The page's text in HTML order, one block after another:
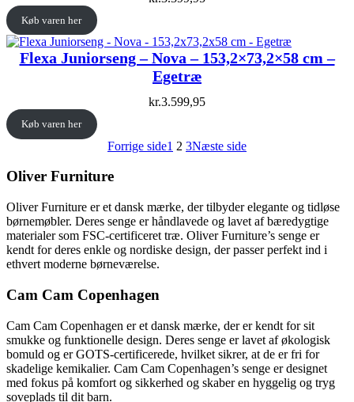
Køb varen her
Flexa Juniorseng – Nova – 153,2×73,2×58 cm –
Egetræ
kr.3.599,95
Køb varen her
Forrige side1 2 3Næste side
Oliver Furniture
Oliver Furniture er et dansk mærke, der tilbyder elegante og tidløse
børnemøbler. Deres senge er håndlavede og lavet af bæredygtige
materialer som FSC-certificeret træ. Oliver Furniture’s senge er
kendt for deres enkle og nordiske design, der passer perfekt ind i
ethvert moderne børneværelse.
Cam Cam Copenhagen
Cam Cam Copenhagen er et dansk mærke, der er kendt for sit
smukke og funktionelle design. Deres senge er lavet af økologisk
bomuld og er GOTS-certificerede, hvilket sikrer, at de er fri for
skadelige kemikalier. Cam Cam Copenhagen’s senge er designet
med fokus på komfort og sikkerhed og skaber en hyggelig og tryg
soveplads til dit barn.